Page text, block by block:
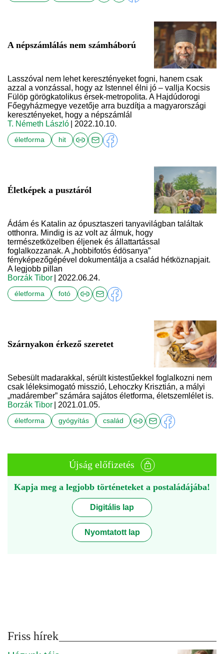
A népszámlálás nem számháború
Lasszóval nem lehet keresztényeket fogni, hanem csak
azzal a vonzással, hogy az Istennel élni jó – vallja Kocsis
Fülöp görögkatolikus érsek-metropolita. A Hajdúdorogi
Főegyházmegye vezetője arra buzdítja a magyarországi
keresztényeket, hogy a népszámlál
T. Németh László
| 2022.10.10.
életforma hit
Életképek a pusztáról
Ádám és Katalin az ópusztaszeri tanyavilágban találtak
otthonra. Mindig is az volt az álmuk, hogy
természetközelben éljenek és állattartással
foglalkozzanak. A „hobbifotós édösanya”
fényképezőgépével dokumentálja a család hétköznapjait.
A legjobb pillan
Borzák Tibor
| 2022.06.24.
életforma fotó
Szárnyakon érkező szeretet
Sebesült madarakkal, sérült kistestűekkel foglalkozni nem
csak léleksimogató misszió, Lehoczky Krisztián, a mályi
„madárember” számára sajátos életforma, életszemlélet is.
Borzák Tibor
| 2021.01.05.
életforma gyógyítás család
Újság előfizetés
Kapja meg a legjobb történeteket a postaládájába!
Digitális lap
Nyomtatott lap
Friss hírek